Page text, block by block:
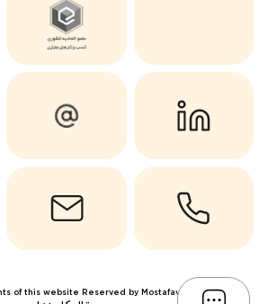
of this website Reserved by Mostafavi ®